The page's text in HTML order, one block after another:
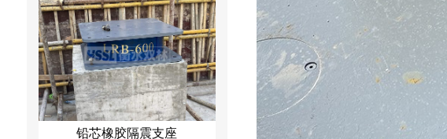
铅芯橡胶隔震支座